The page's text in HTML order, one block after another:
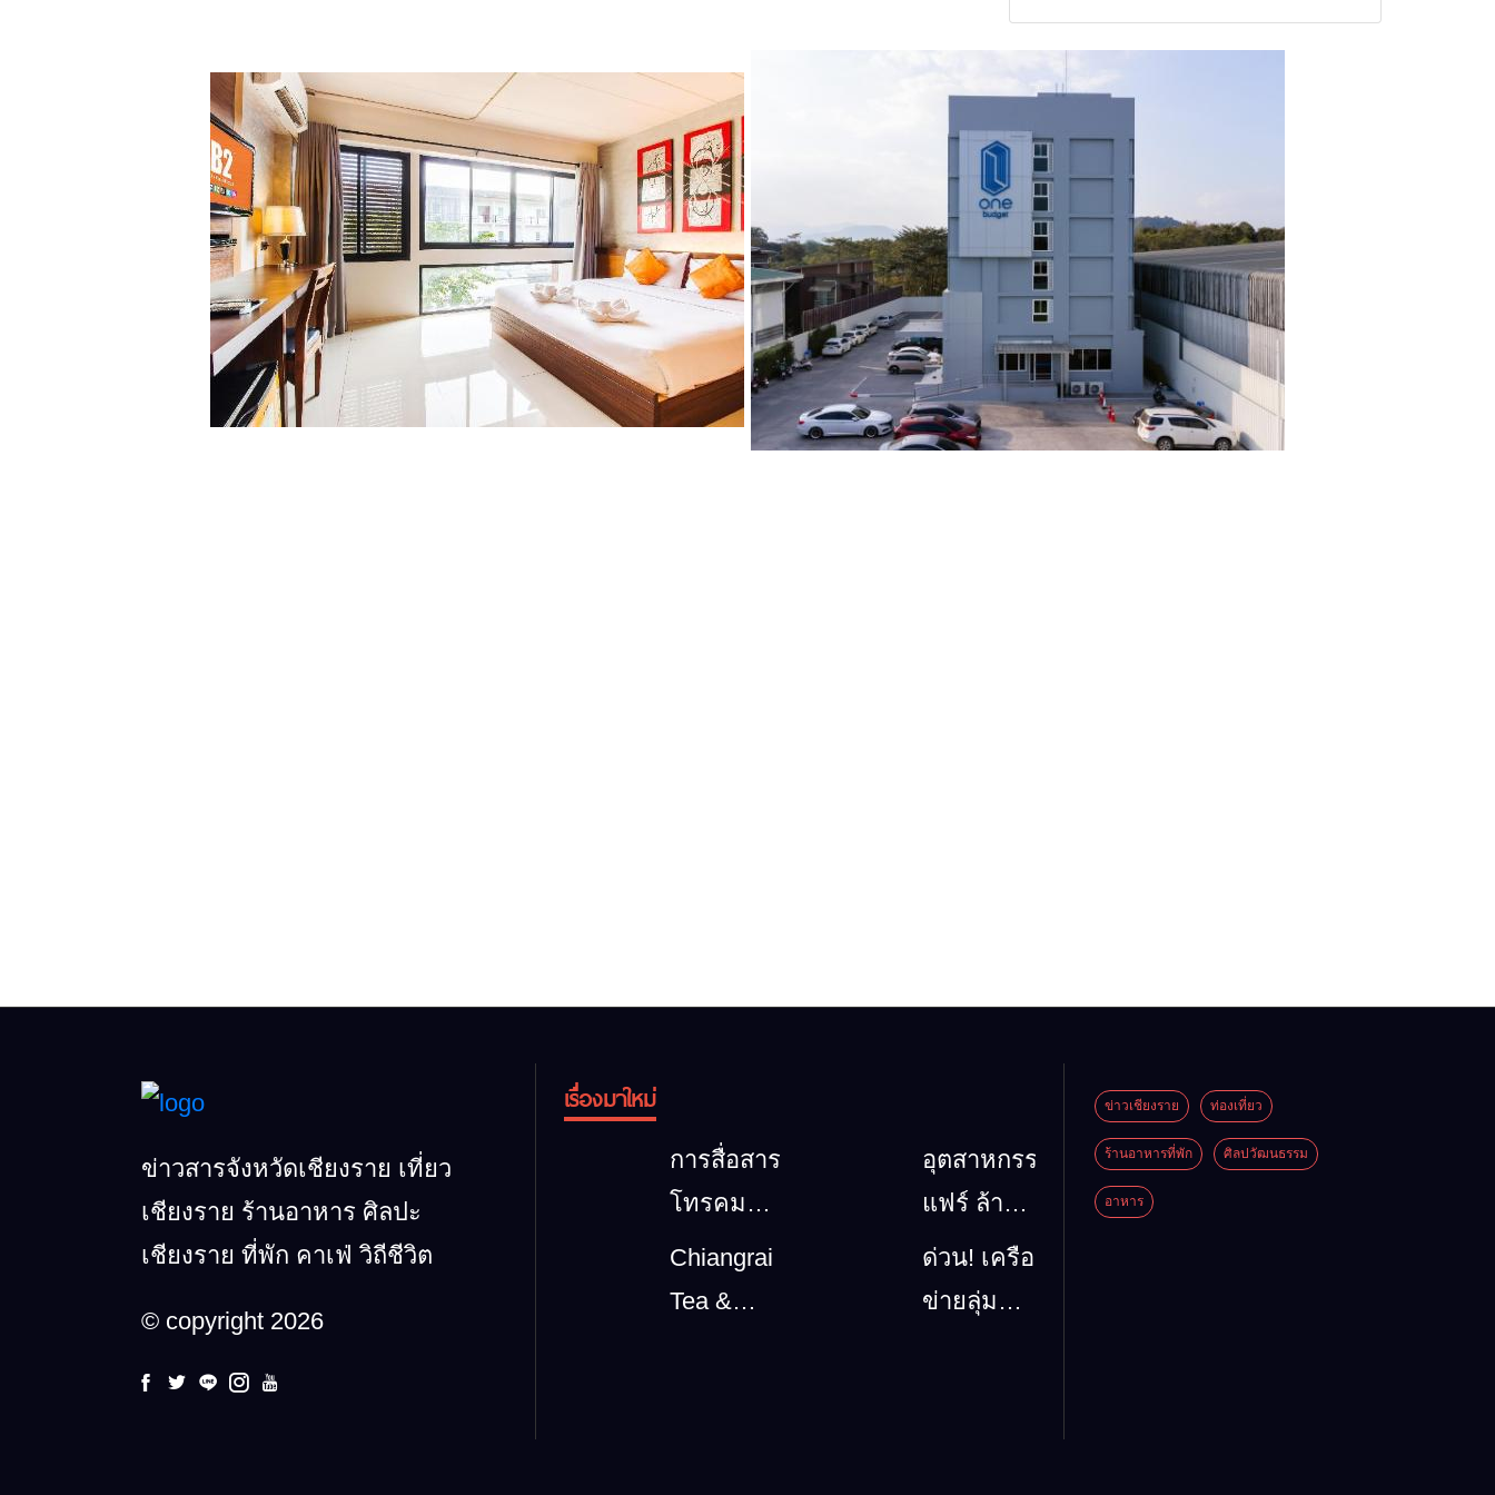
แก้วิกฤตสารปนเปื้อนต้นน้ำ
ข่าวสารจังหวัดเชียงราย เที่ยว
เชียงราย ร้านอาหาร ศิลปะ
เชียงราย ที่พัก คาเฟ่ วิถีชีวิต
© copyright 2026
เรื่องมาใหม่
การสื่อสาร
โทรคมนาคม
กรณีภัย
พิบัติ
อุตสาหกรรม
แฟร์ ล้าน
นาตะวัน
ออก 2026”
Chiangrai
Tea &
ด่วน! เครือ
ข่ายลุ่มน้ำ
ข่าวเชียงราย ท่องเที่ยว
ร้านอาหารที่พัก ศิลปวัฒนธรรม
อาหาร